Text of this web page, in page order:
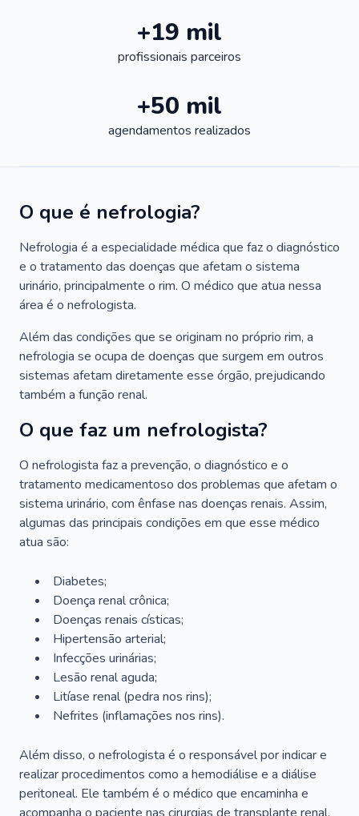
+19 mil
profissionais parceiros
+50 mil
agendamentos realizados
O que é nefrologia?
Nefrologia é a especialidade médica que faz o diagnóstico
e o tratamento das doenças que afetam o sistema
urinário, principalmente o rim. O médico que atua nessa
área é o nefrologista.
Além das condições que se originam no próprio rim, a
nefrologia se ocupa de doenças que surgem em outros
sistemas afetam diretamente esse órgão, prejudicando
também a função renal.
O que faz um nefrologista?
O nefrologista faz a prevenção, o diagnóstico e o
tratamento medicamentoso dos problemas que afetam o
sistema urinário, com ênfase nas doenças renais. Assim,
algumas das principais condições em que esse médico
atua são:
Diabetes;
Doença renal crônica;
Doenças renais císticas;
Hipertensão arterial;
Infecções urinárias;
Lesão renal aguda;
Litíase renal (pedra nos rins);
Nefrites (inflamações nos rins).
Além disso, o nefrologista é o responsável por indicar e
realizar procedimentos como a hemodiálise e a diálise
peritoneal. Ele também é o médico que encaminha e